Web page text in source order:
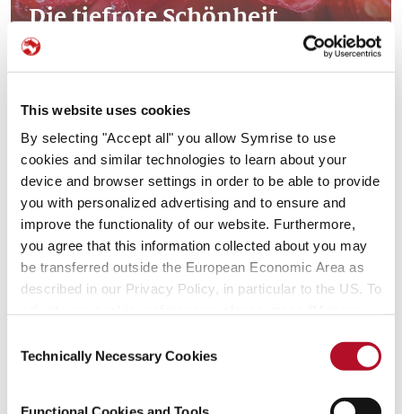
This website uses cookies
By selecting "Accept all" you allow Symrise to use
cookies and similar technologies to learn about your
device and browser settings in order to be able to provide
you with personalized advertising and to ensure and
improve the functionality of our website. Furthermore,
you agree that this information collected about you may
be transferred outside the European Economic Area as
described in our Privacy Policy, in particular to the US. To
information.
Selection
Technically Necessary Cookies
Die tiefrote Schönheit
Endlose Vielfalt